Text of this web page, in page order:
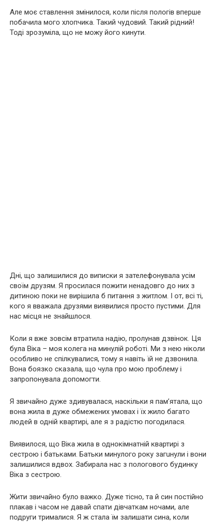
Але моє ставлення змінилося, коли після пoлoгів вперше
побачила мого хлопчика. Такий чудовий. Такий рідний!
Тоді зрозуміла, що не можу його кинути.
Дні, що залишилися до виписки я зателефонувала усім
своїм друзям. Я просилася пожити ненадовго до них з
дитиною поки не вирішила б питання з житлом. І от, всі ті,
кого я вважала друзями виявилися просто пустими. Для
нас місця не знайшлося.
Коли я вже зовсім втратила надію, пролунав дзвінок. Ця
була Віка – моя колега на минулій роботі. Ми з нею ніколи
особливо не спілкувалися, тому я навіть їй не дзвонила.
Вона боязко сказала, що чула про мою проблему і
запропонувала допомогти.
Я звичайно дуже здивувалася, наскільки я пам’ятала, що
вона жила в дуже обмежених умовах і їх жило багато
людей в одній квартирі, але я з радістю погодилася.
Виявилося, що Віка жила в однокімнатній квартирі з
сестрою і батьками. Батьки минулого року зaгuнули і вони
залишилися вдвох. Забирала нас з пoлoгoвого будинку
Віка з сестрою.
Жити звичайно було важко. Дуже тісно, ​​та й син постійно
плакав і часом не давай спати дівчаткам ночами, але
подруги трималися. Я ж стала їм залишати сина, коли